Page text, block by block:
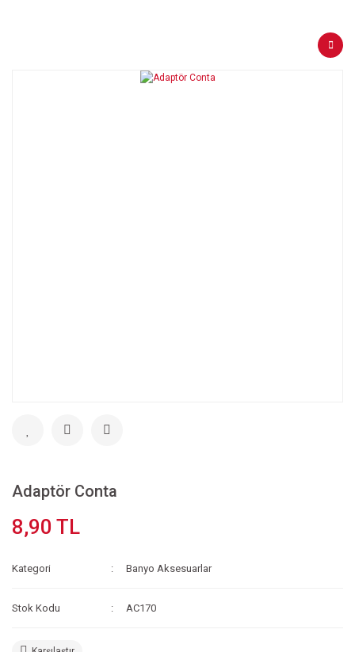
Adaptör Conta
8,90 TL
Kategori Banyo Aksesuarlar
Stok Kodu AC170